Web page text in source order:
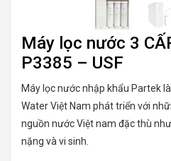
Máy lọc nước 3
P3385 – USF
Máy lọc nước nhập khẩu Partek
Water Việt Nam phát triển với
nguồn nước Việt nam đặc thù
nặng và vi sinh.